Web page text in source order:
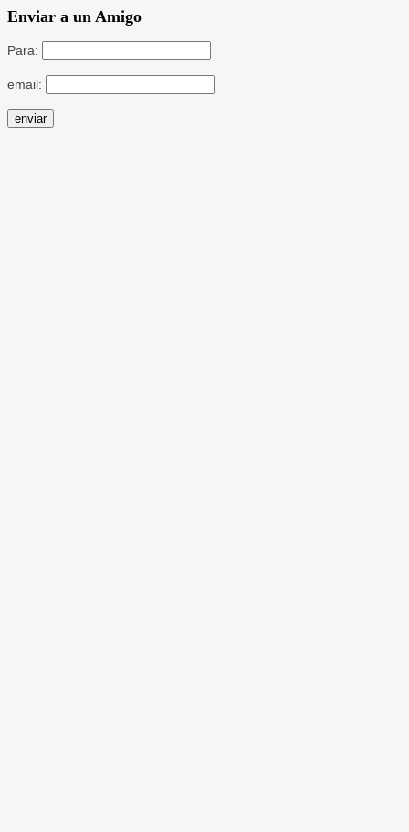
Enviar a un Amigo
Para:
email: